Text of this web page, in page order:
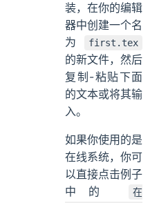
装，在你的编辑
器中创建一个名
为
first.tex
的新文件，然后
复制-粘贴下面
的文本或将其输
入。
如果你使用的是
在线系统，你可
以直接点击例子
中的
在